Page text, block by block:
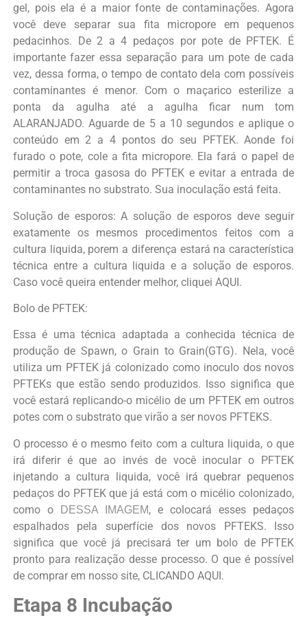
gel, pois ela é a maior fonte de contaminações. Agora
você deve separar sua fita micropore em pequenos
pedacinhos. De 2 a 4 pedaços por pote de PFTEK. É
importante fazer essa separação para um pote de cada
vez, dessa forma, o tempo de contato dela com possíveis
contaminantes é menor. Com o maçarico esterilize a
ponta da agulha até a agulha ficar num tom
ALARANJADO. Aguarde de 5 a 10 segundos e aplique o
conteúdo em 2 a 4 pontos do seu PFTEK. Aonde foi
furado o pote, cole a fita micropore. Ela fará o papel de
permitir a troca gasosa do PFTEK e evitar a entrada de
contaminantes no substrato. Sua inoculação está feita.
Solução de esporos: A solução de esporos deve seguir
exatamente os mesmos procedimentos feitos com a
cultura liquida, porem a diferença estará na característica
técnica entre a cultura liquida e a solução de esporos.
Caso você queira entender melhor, cliquei AQUI.
Bolo de PFTEK:
Essa é uma técnica adaptada a conhecida técnica de
produção de Spawn, o Grain to Grain(GTG). Nela, você
utiliza um PFTEK já colonizado como inoculo dos novos
PFTEKs que estão sendo produzidos. Isso significa que
você estará replicando-o micélio de um PFTEK em outros
potes com o substrato que virão a ser novos PFTEKS.
O processo é o mesmo feito com a cultura liquida, o que
irá diferir é que ao invés de você inocular o PFTEK
injetando a cultura liquida, você irá quebrar pequenos
pedaços do PFTEK que já está com o micélio colonizado,
como o
DESSA IMAGEM, e colocará esses pedaços
espalhados pela superfície dos novos PFTEKS. Isso
significa que você já precisará ter um bolo de PFTEK
pronto para realização desse processo. O que é possível
de comprar em nosso site, CLICANDO AQUI.
Etapa 8 Incubação